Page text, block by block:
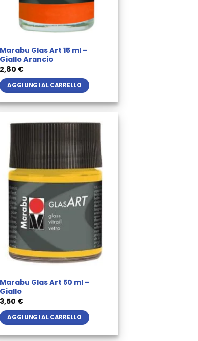
Marabu Glas Art 15 ml –
Giallo Arancio
2,80 €
AGGIUNGI AL CARRELLO
Marabu Glas Art 50 ml –
Giallo
3,50 €
AGGIUNGI AL CARRELLO